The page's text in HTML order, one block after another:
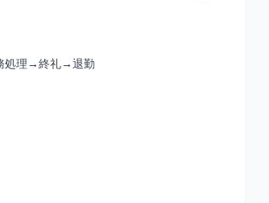
処理→終礼→退勤